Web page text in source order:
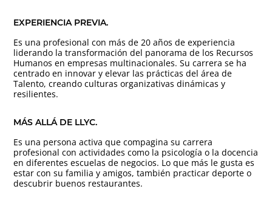
EXPERIENCIA PREVIA.
Es una profesional con más de 20 años de experiencia
liderando la transformación del panorama de los Recursos
Humanos en empresas multinacionales. Su carrera se ha
centrado en innovar y elevar las prácticas del área de
Talento, creando culturas organizativas dinámicas y
resilientes.
MÁS ALLÁ DE LLYC.
Es una persona activa que compagina su carrera
profesional con actividades como la psicología o la docencia
en diferentes escuelas de negocios. Lo que más le gusta es
estar con su familia y amigos, también practicar deporte o
descubrir buenos restaurantes.